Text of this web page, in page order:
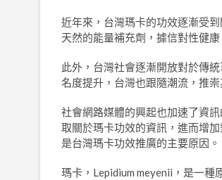
近年來，台灣瑪卡的功效逐漸受
天然的能量補充劑，據信對性健
此外，台灣社會逐漸開放對於傳
名度提升，台灣也跟隨潮流，推
社會網路媒體的興起也加速了資
取關於瑪卡功效的資訊，進而增
是台灣瑪卡功效推廣的主要原因。
瑪卡，Lepidium meyenii，是一